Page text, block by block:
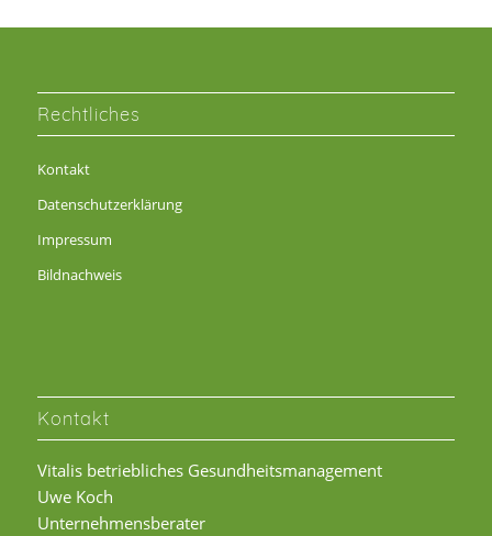
Rechtliches
Kontakt
Datenschutzerklärung
Impressum
Bildnachweis
Kontakt
Vitalis betriebliches Gesundheitsmanagement
Uwe Koch
Unternehmensberater